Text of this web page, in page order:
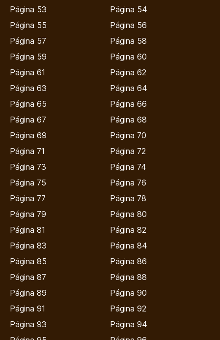
Página 53
Página 54
Página 55
Página 56
Página 57
Página 58
Página 59
Página 60
Página 61
Página 62
Página 63
Página 64
Página 65
Página 66
Página 67
Página 68
Página 69
Página 70
Página 71
Página 72
Página 73
Página 74
Página 75
Página 76
Página 77
Página 78
Página 79
Página 80
Página 81
Página 82
Página 83
Página 84
Página 85
Página 86
Página 87
Página 88
Página 89
Página 90
Página 91
Página 92
Página 93
Página 94